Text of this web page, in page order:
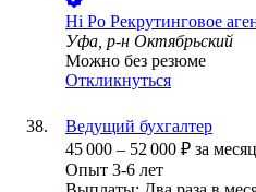
Hi Po Рекрутинговое
Уфа, р-н Октябрьский
Можно без резюме
Откликнуться
Ведущий бухгалтер
45 000 – 52 000 ₽ за
Опыт 3-6 лет